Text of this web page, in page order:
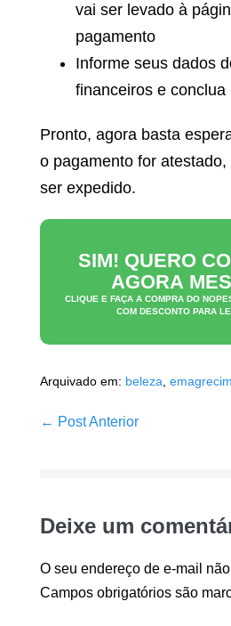
vai ser levado à
pagamento
Informe seus dados
financeiros e conclua
Pronto, agora basta
o pagamento for
ser expedido.
SIM! QUERO
AGORA
CLIQUE E FAÇA A COMPRA DO
COM DESCONTO PARA
Arquivado em: beleza
Navegação
← Post Anterior
Deixe um
O seu endereço de e-mail
Campos obrigatórios são